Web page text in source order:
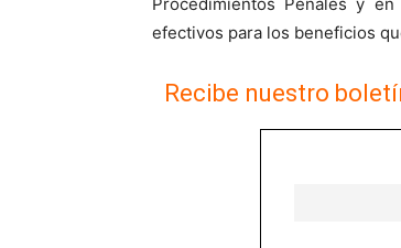
efectivos para los beneficios
Recibe nuestro